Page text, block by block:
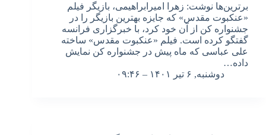
برترین‌ها نوشت: زهرا امیرابراهیمی، بازیگر فیلم
«عنکبوت مقدس» که جایزه بهترین بازیگر را در
جشنواره کن از آن خود کرد، با خبرگزاری فرانسه
گفتگو کرده است. فیلم «عنکبوت مقدس» ساخته
علی عباسی که ماه پیش در جشنواره کن نمایش
داده…
دوشنبه, ۶ تیر ۱۴۰۱ – ۰۹:۴۶